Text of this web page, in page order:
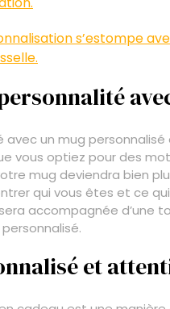
s’estompe
avec un mug
vous optiez pour des
mug deviendra bien
qui vous êtes et ce
accompagnée d’une
et